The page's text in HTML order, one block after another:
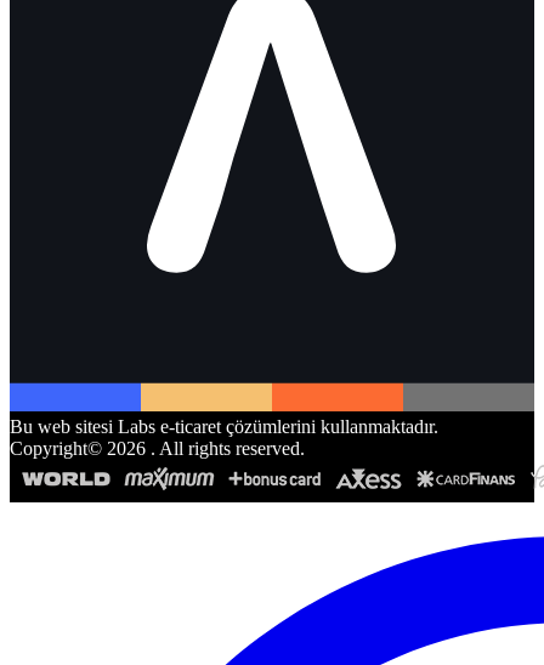
Bu web sitesi Labs e-ticaret çözümlerini kullanmaktadır.
Copyright© 2026 . All rights reserved.